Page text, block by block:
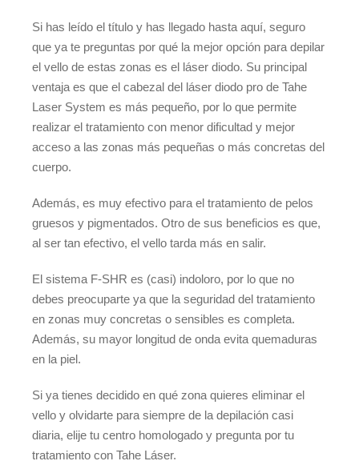
Si has leído el título y has llegado hasta aquí, seguro
que ya te preguntas por qué la mejor opción para depilar
el vello de estas zonas es el láser diodo. Su principal
ventaja es que el cabezal del láser diodo pro de Tahe
Laser System es más pequeño, por lo que permite
realizar el tratamiento con menor dificultad y mejor
acceso a las zonas más pequeñas o más concretas del
cuerpo.
Además, es muy efectivo para el tratamiento de pelos
gruesos y pigmentados. Otro de sus beneficios es que,
al ser tan efectivo, el vello tarda más en salir.
El sistema F-SHR es (casi) indoloro, por lo que no
debes preocuparte ya que la seguridad del tratamiento
en zonas muy concretas o sensibles es completa.
Además, su mayor longitud de onda evita quemaduras
en la piel.
Si ya tienes decidido en qué zona quieres eliminar el
vello y olvidarte para siempre de la depilación casi
diaria, elije tu centro homologado y pregunta por tu
tratamiento con Tahe Láser.